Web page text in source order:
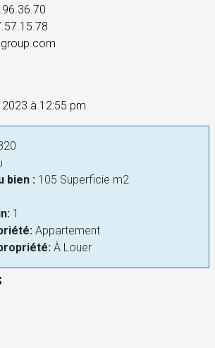
2023 à 12:55 pm
bien : 105 Superficie m2
1
Appartement
À Louer